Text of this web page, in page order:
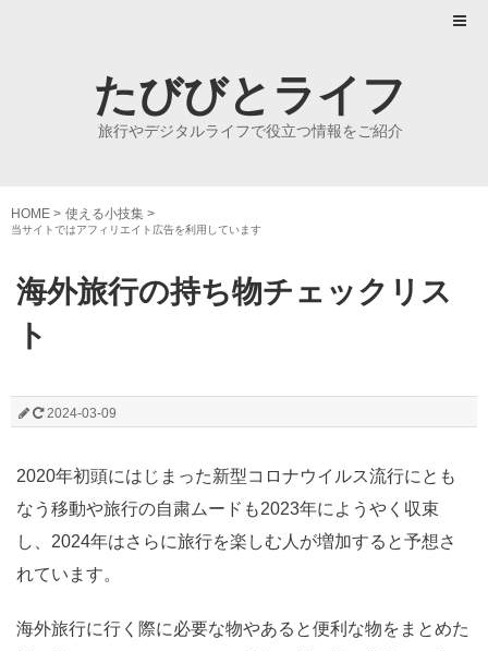
たびびとライフ
旅行やデジタルライフで役立つ情報をご紹介
HOME > 使える小技集 >
当サイトではアフィリエイト広告を利用しています
海外旅行の持ち物チェックリス
ト
2024-03-09
2020年初頭にはじまった新型コロナウイルス流行にとも
なう移動や旅行の自粛ムードも2023年にようやく収束
し、2024年はさらに旅行を楽しむ人が増加すると予想さ
れています。
海外旅行に行く際に必要な物やあると便利な物をまとめた